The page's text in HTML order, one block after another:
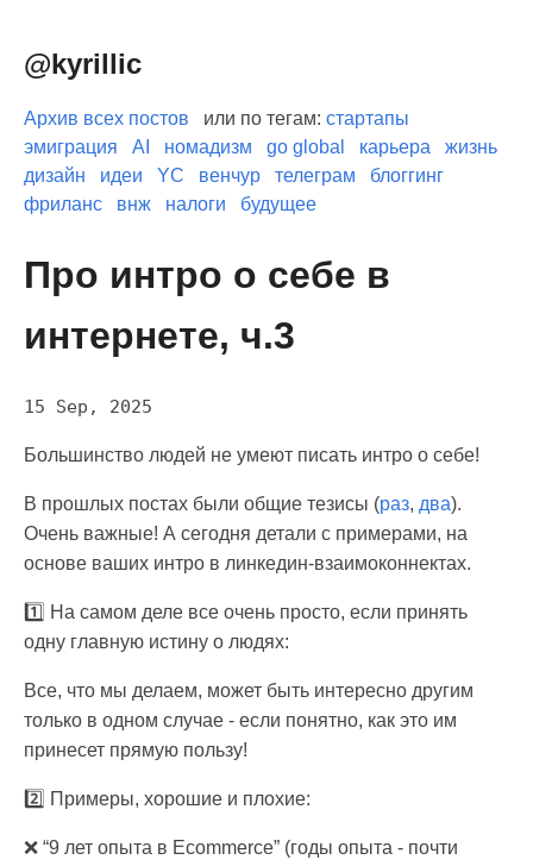
@kyrillic
Архив всех постов или по тегам: стартапы
эмиграция
AI номадизм go global карьера
жизнь
дизайн
идеи YC венчур телеграм
блоггинг
фриланс
внж налоги будущее
Про интро о себе в
интернете, ч.3
15 Sep, 2025
Большинство людей не умеют писать интро о себе!
В прошлых постах были общие тезисы (раз, два).
Очень важные! А сегодня детали с примерами, на
основе ваших интро в линкедин-взаимоконнектах.
1️⃣ На самом деле все очень просто, если принять
одну главную истину о людях:
Все, что мы делаем, может быть интересно другим
только в одном случае - если понятно, как это им
принесет прямую пользу!
2️⃣ Примеры, хорошие и плохие:
❌ “9 лет опыта в Ecommerce” (годы опыта - почти